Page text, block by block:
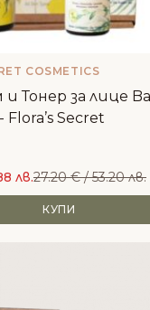
COSMETICS
Тонер за лице
Flora’s Secret
лв.27.20€/ 53.20 лв.
КУПИ